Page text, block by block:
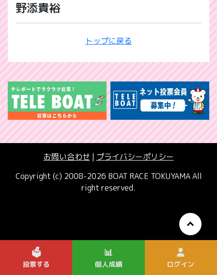
野添貴裕
トップに戻る
お問い合わせ | プライバシーポリシー
Copyright (c) 2008-2026 BOAT RACE TOKUYAMA All
right reserved.
🗳️
投票する
📊
個人成績 ログイン